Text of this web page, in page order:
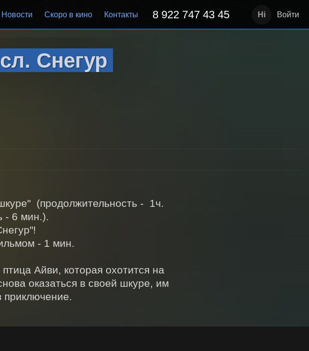
Новости Скоро в кино Контакты 8 922 747 43 45 Войти
Снегур
(продолжительность -  1ч.
- 6 мин.).
- 1 мин.
Айви, которая охотится на
оказаться в своей шкуре, им
приключение.